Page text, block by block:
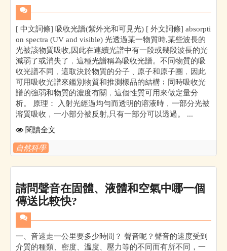
[ 中文詞條] 吸收光譜(紫外光和可見光) [ 外文詞條] absorpti
on spectra (UV and visible) 光透過某一物質時,某些波長的
光被該物質吸收,因此在連續光譜中有一段或幾段波長的光
減弱了或消失了﹐這種光譜稱為吸收光譜。不同物質的吸
收光譜不同﹐這取決於物質的分子﹑原子和原子團﹐因此
可用吸收光譜來鑑別物質和推測樣品的結構﹔同時吸收光
譜的強弱和物質的濃度有關﹐這個性質可用來做定量分
析。 原理： 入射光經過均勻而透明的溶液時﹐一部分光被
溶質吸收﹐一小部分被反射,只有一部分可以透過。 ...
閱讀全文
自然科學
請問聲音在固體、液體和空氣中哪一個
傳送比較快?
一、音速走一公里要多少時間？ 聲音呢？聲音的速度受到
介質的種類、密度、溫度、壓力等的不同而有所不同，一